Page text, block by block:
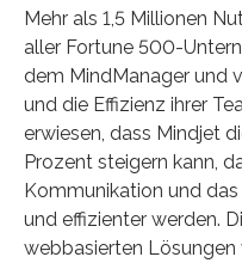
Mehr als 1,5 Millionen
aller Fortune 500-
dem MindManager und
und die Effizienz ihrer
erwiesen, dass Mindjet
Prozent steigern kann,
Kommunikation und
und effizienter werden.
webbasierten